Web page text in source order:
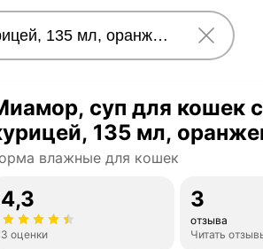
суп для кошек с
135 мл,
влажные для кошек
4,3
3 оценки
3
отзыва
Читать